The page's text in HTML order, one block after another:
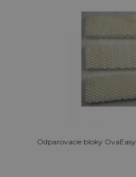
Odparovacie bloky